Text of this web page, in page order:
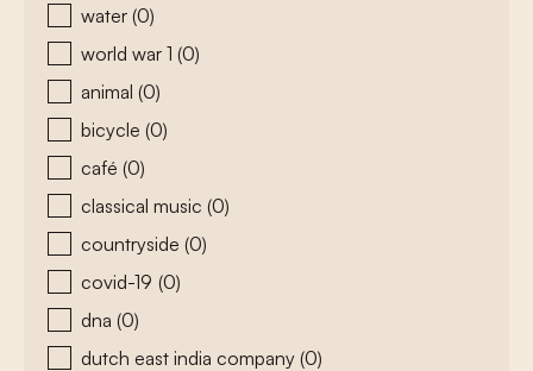
water (0)
world war 1 (0)
animal (0)
bicycle (0)
café (0)
classical music (0)
countryside (0)
covid-19 (0)
dna (0)
dutch east india company (0)